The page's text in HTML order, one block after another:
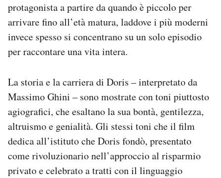
Hai bisogno di aiuto?
Esci
protagonista a partire da quando è piccolo per
arrivare fino all’età matura, laddove i più moderni
invece spesso si concentrano su un solo episodio
per raccontare una vita intera.
La storia e la carriera di Doris – interpretato da
Massimo Ghini – sono mostrate con toni piuttosto
agiografici, che esaltano la sua bontà, gentilezza,
altruismo e genialità. Gli stessi toni che il film
dedica all’istituto che Doris fondò, presentato
come rivoluzionario nell’approccio al risparmio
privato e celebrato a tratti con il linguaggio